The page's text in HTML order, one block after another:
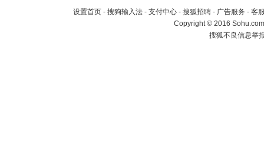
设置首页 - 搜狗输入法 - 支付中心 - 搜狐招聘 - 广告服务 - 客
Copyright©2016
搜狐不良信息举